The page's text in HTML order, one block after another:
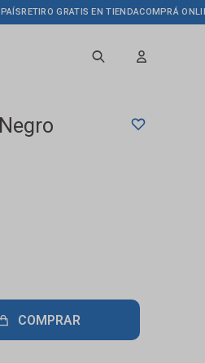
GRATIS EN TIENDACOMPRÁ ONLINE
COMPRAR